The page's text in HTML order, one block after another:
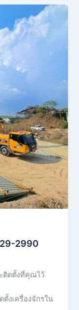
2990
ติดตั้งที่คุณไว้
งเครื่องจักรใน